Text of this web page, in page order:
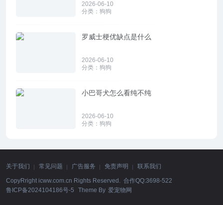
2026-06-10
分类： 狗狗
罗威士梗优缺点是什么
2026-06-10
分类： 狗狗
小巴哥犬怎么看纯不纯
2026-06-10
分类： 狗狗
关于我们 常见问题 广告服务 免责声明 联系我们
CopyRright icww.com.cn Rights Reserved. 合作QQ:3698-522
鲁ICP备2024104186号-5
Theme By 爱宠物网